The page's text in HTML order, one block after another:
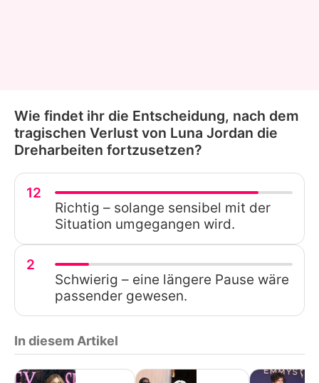
Wie findet ihr die Entscheidung, nach dem
tragischen Verlust von Luna Jordan die
Dreharbeiten fortzusetzen?
12
Richtig – solange sensibel mit der
Situation umgegangen wird.
2
Schwierig – eine längere Pause wäre
passender gewesen.
In diesem Artikel